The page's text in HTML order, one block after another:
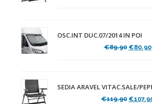
OSC.INT DUC.07/2014 IN POI
€89.90 Il
€80.90Il
SEDIA ARAVEL VITAC.SALE/
€119.90 Il
€